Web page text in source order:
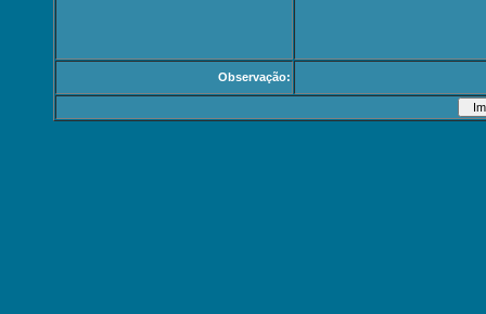
Observação: